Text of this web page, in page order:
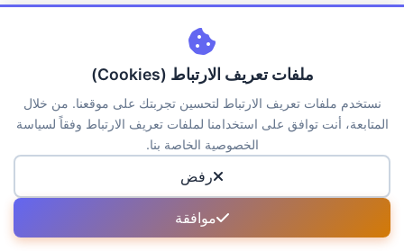
من نحن سياسة الخصوصية
حقوق الملكية
الاسئلة الشائعة
جميع الحقوق محفوظة لمنصة جــواب © 2026
ملفات تعريف الارتباط (Cookies)
نستخدم ملفات تعريف الارتباط لتحسين تجربتك على موقعنا. من خلال
المتابعة، أنت توافق على استخدامنا لملفات تعريف الارتباط وفقاً لسياسة
الخصوصية الخاصة بنا.
رفض
موافقة